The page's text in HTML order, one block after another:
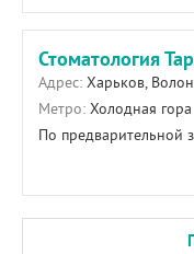
Стоматология
Адрес: Харьков,
Метро: Холодная гора
По предварительной